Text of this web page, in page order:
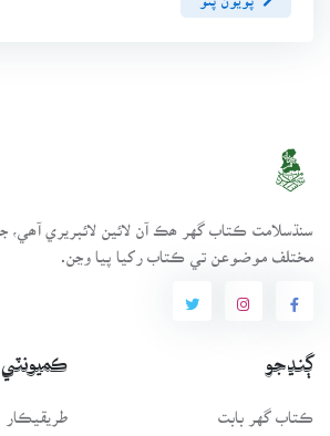
مختلف موضوعن تي ڪتاب رکيا پيا وڃن.
ڳنڍجو
ڪتاب گهر بابت
ڪميونٽي
طريقيڪار